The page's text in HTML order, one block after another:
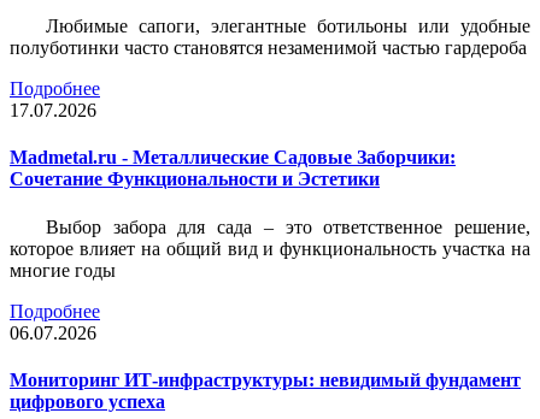
Любимые сапоги, элегантные ботильоны или удобные
полуботинки часто становятся незаменимой частью гардероба
Подробнее
17.07.2026
Madmetal.ru - Металлические Садовые Заборчики:
Сочетание Функциональности и Эстетики
Выбор забора для сада – это ответственное решение,
которое влияет на общий вид и функциональность участка на
многие годы
Подробнее
06.07.2026
Мониторинг ИТ-инфраструктуры: невидимый фундамент
цифрового успеха